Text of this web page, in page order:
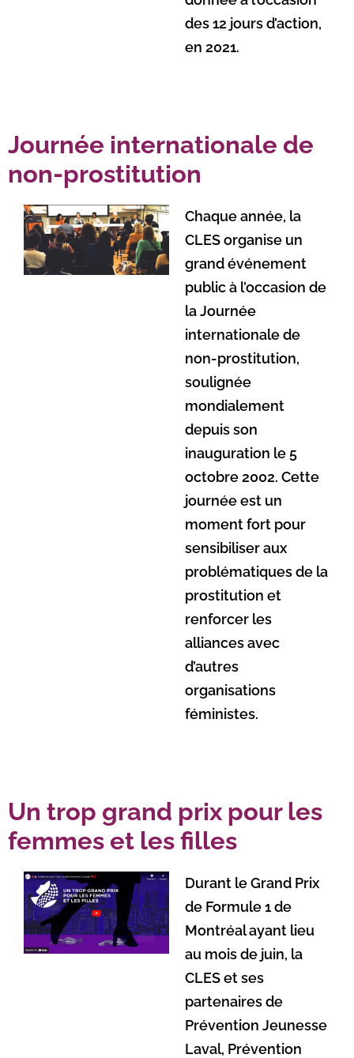
des 12 jours d’action,
en 2021.
Journée internationale de
non-prostitution
Chaque année, la
CLES organise un
grand événement
public à l’occasion de
la Journée
internationale de
non-prostitution,
soulignée
mondialement
depuis son
inauguration le 5
octobre 2002. Cette
journée est un
moment fort pour
sensibiliser aux
problématiques de la
prostitution et
renforcer les
alliances avec
d’autres
organisations
féministes.
Un trop grand prix pour les
femmes et les filles
Durant le Grand Prix
de Formule 1 de
Montréal ayant lieu
au mois de juin, la
CLES et ses
partenaires de
Prévention Jeunesse
Laval, Prévention